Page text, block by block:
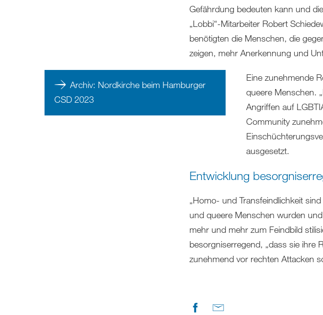
Gefährdung bedeuten kann und
„Lobbi“-Mitarbeiter Robert
benötigten die Menschen, die
zeigen, mehr Anerkennung und
Archiv: Nordkirche beim Hamburger
CSD 2023
Eine zunehmende
queere Menschen.
Angriffen auf
Community
ausgesetzt.
Entwicklung
„Homo- und Transfeindlichkeit
und queere Menschen wurden
mehr und mehr zum Feindbild
besorgniserregend, „dass sie ihre
zunehmend vor rechten Attacken